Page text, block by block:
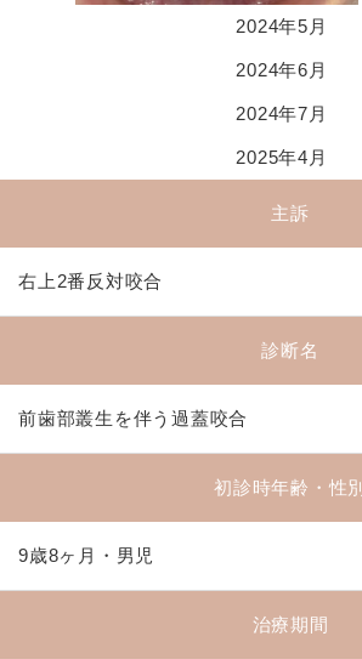
2024年5月
2024年6月
2024年7月
2025年4月
主訴
右上2番反対咬合
診断名
前歯部叢生を伴う過蓋咬合
初診時年齢・性別
9歳8ヶ月・男児
治療期間